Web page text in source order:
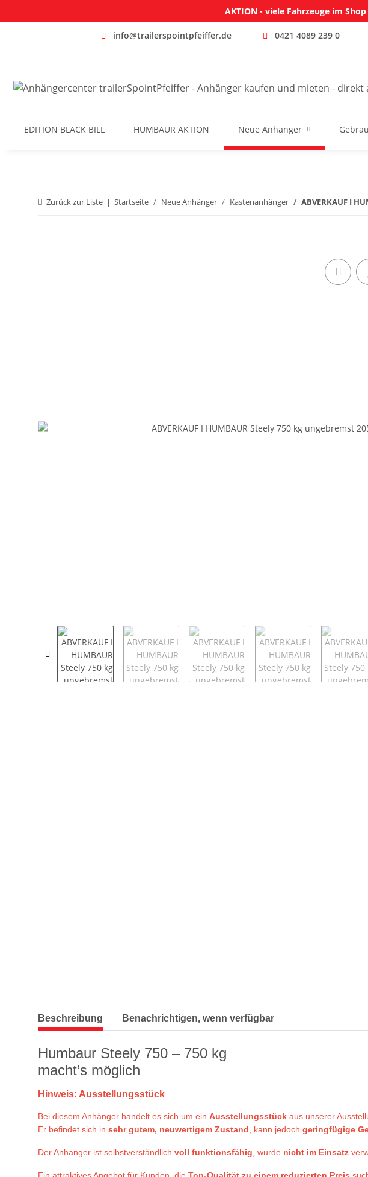
AKTION - viele Fahrzeuge im
info@trailerspointpfeiffer.de 0421 4089 239 0
EDITION BLACK BILL HUMBAUR AKTION Neue Anhänger
Zurück zur Liste Startseite Neue Anhänger Kastenanhänger ABVERKAUF I
weitere Registerkarten anzeigen
Beschreibung Benachrichtigen, wenn verfügbar
Humbaur Steely 750 – 750 kg
macht’s möglich
Hinweis: Ausstellungsstück
Bei diesem Anhänger handelt es sich um ein Ausstellungsstück aus unserer
Er befindet sich in sehr gutem, neuwertigem Zustand , kann jedoch geringfügige
Der Anhänger ist selbstverständlich voll funktionsfähig , wurde nicht im Einsatz
Ein attraktives Angebot für Kunden, die Top-Qualität zu einem reduzierten Preis